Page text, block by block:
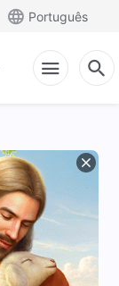
Português